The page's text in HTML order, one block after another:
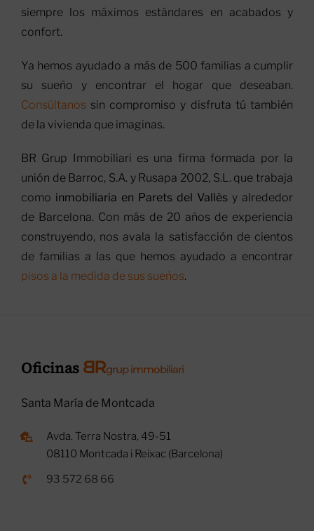
siempre los máximos estándares en acabados y
confort.
Ya hemos ayudado a más de 500 familias a cumplir
su sueño y encontrar el hogar que deseaban.
Consúltanos sin compromiso y disfruta tú también
de la vivienda que imaginas.
BR Grup Immobiliari es una firma formada por la
unión de Barroc, S.A. y Rusapa 2002, S.L. que trabaja
como inmobiliaria en Parets del Vallèsy alrededor
de Barcelona. Con más de 20 años de experiencia
construyendo, nos avala la satisfacción de cientos
de familias a las que hemos ayudado a encontrar
pisos a la medida de sus sueños.
Oficinas BRgrup immobiliari
Santa María de Montcada
Avda. Terra Nostra, 49-51
08110 Montcada i Reixac (Barcelona)
93 572 68 66